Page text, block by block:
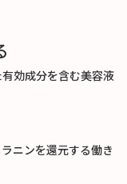
効成分を含む美容液
ニンを還元する働き